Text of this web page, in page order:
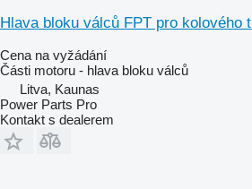
Hlava bloku válců FPT pro kolového
Cena na vyžádání
Části motoru - hlava bloku válců
Litva, Kaunas
Power Parts Pro
Kontakt s dealerem